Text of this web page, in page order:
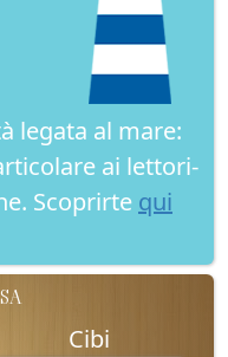
legata al mare:
ai lettori-
Scoprirte qui
Cibi